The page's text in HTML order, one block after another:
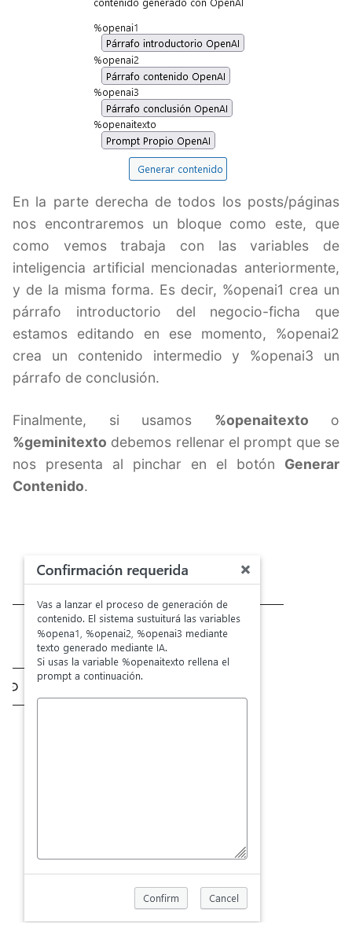
En la parte derecha de todos los posts/páginas
nos encontraremos un bloque como este, que
como vemos trabaja con las variables de
inteligencia artificial mencionadas anteriormente,
y de la misma forma. Es decir, %openai1 crea un
párrafo introductorio del negocio-ficha que
estamos editando en ese momento, %openai2
crea un contenido intermedio y %openai3 un
párrafo de conclusión.
Finalmente, si usamos %openaitexto o
%geminitexto debemos rellenar el prompt que se
nos presenta al pinchar en el botón Generar
Contenido.